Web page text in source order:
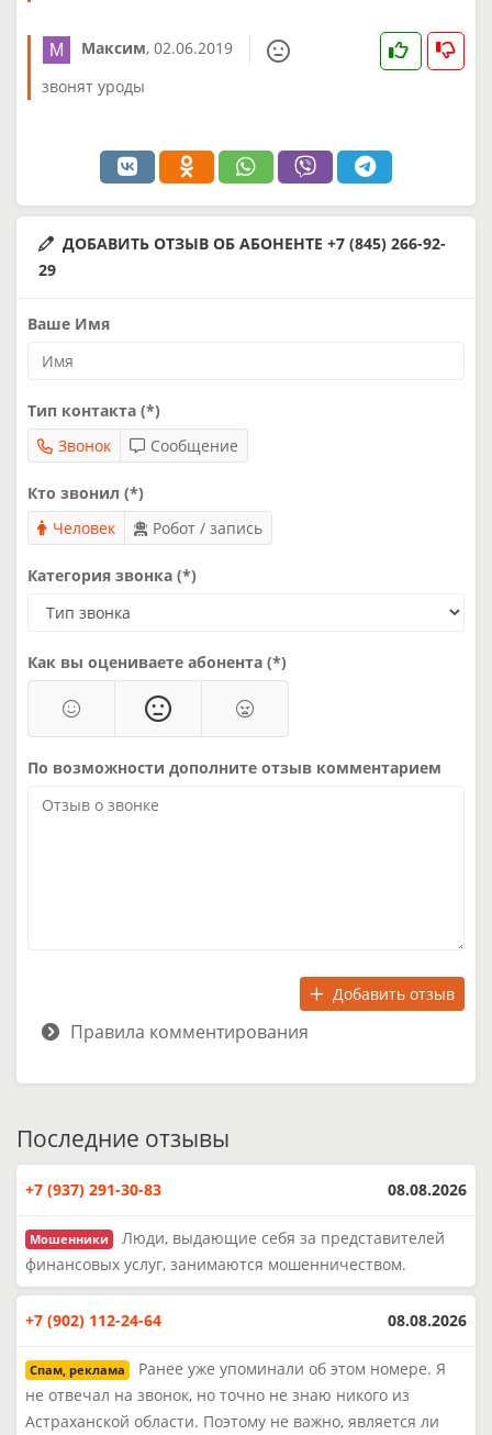
Максим, 02.06.2019
звонят уроды
ДОБАВИТЬ ОТЗЫВ ОБ АБОНЕНТЕ +7 (845) 266-92-
29
Ваше Имя
Тип контакта (*)
Звонок
Сообщение
Кто звонил (*)
Человек
Робот / запись
Категория звонка (*)
Как вы оцениваете абонента (*)
По возможности дополните отзыв комментарием
Добавить отзыв
Правила комментирования
Последние отзывы
+7 (937) 291-30-83 08.08.2026
Мошенники
Люди, выдающие себя за представителей
финансовых услуг, занимаются мошенничеством.
+7 (902) 112-24-64 08.08.2026
Спам, реклама
Ранее уже упоминали об этом номере. Я
не отвечал на звонок, но точно не знаю никого из
Астраханской области. Поэтому не важно, является ли